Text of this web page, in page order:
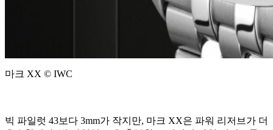
마크 XX © IWC
빅 파일럿 43보다 3mm가 작지만, 마크 XX은 파워 리저브가 더